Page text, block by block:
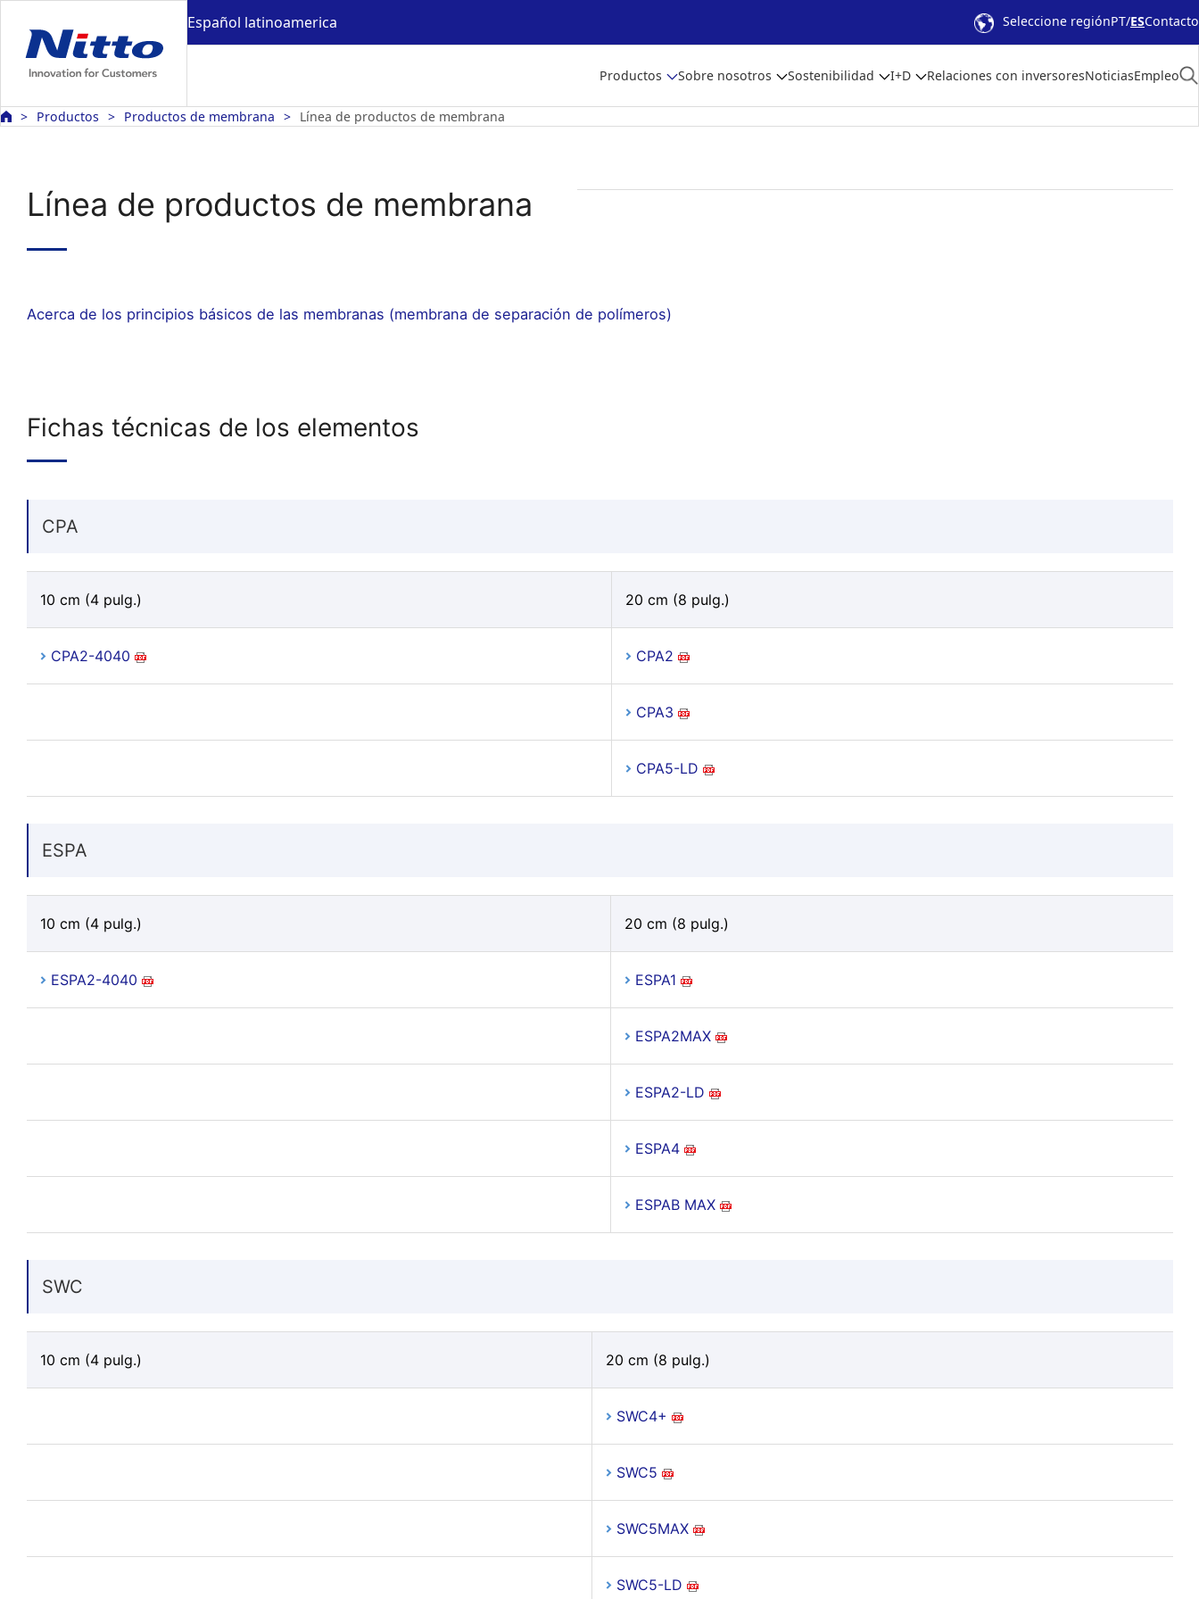
Español latinoamerica Seleccione regiónPT ESContacto
Productos Sobre nosotros Sostenibilidad I+D Relaciones con inversoresNoticiasEmpleo
Productos Productos de membrana Línea de productos de membrana
Línea de productos de membrana
Acerca de los principios básicos de las membranas (membrana de separación de polímeros)
Fichas técnicas de los elementos
CPA
10 cm (4 pulg.) 20 cm (8 pulg.)
CPA2-4040 CPA2
CPA3
CPA5-LD
ESPA
10 cm (4 pulg.) 20 cm (8 pulg.)
ESPA2-4040 ESPA1
ESPA2MAX
ESPA2-LD
ESPA4
ESPAB MAX
SWC
10 cm (4 pulg.) 20 cm (8 pulg.)
SWC4+
SWC5
SWC5MAX
SWC5-LD